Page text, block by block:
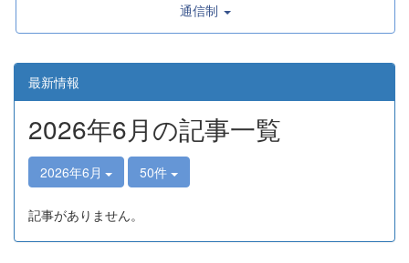
通信制
最新情報
2026年6月の記事一覧
2026年6月 50件
記事がありません。